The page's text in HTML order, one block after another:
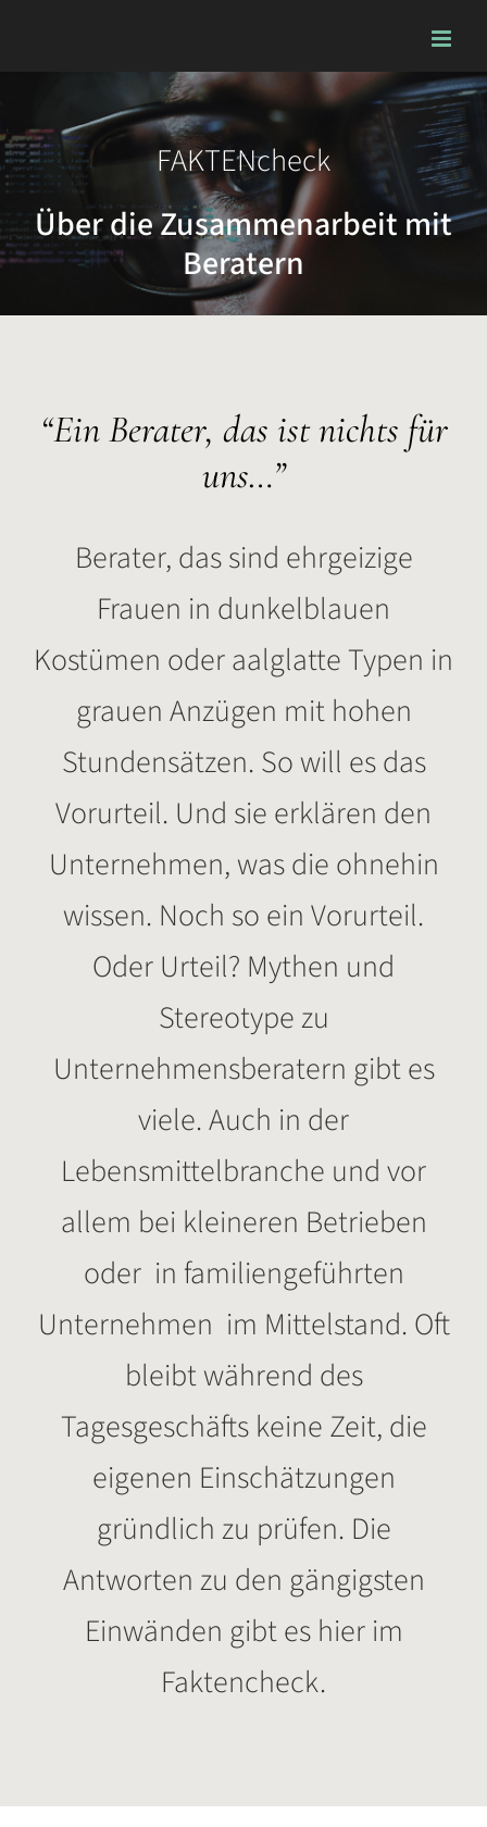
FAKTENcheck
Über die Zusammenarbeit mit
Beratern
“Ein Berater, das ist nichts für
uns…”
Berater, das sind ehrgeizige
Frauen in dunkelblauen
Kostümen oder aalglatte Typen in
grauen Anzügen mit hohen
Stundensätzen. So will es das
Vorurteil. Und sie erklären den
Unternehmen, was die ohnehin
wissen. Noch so ein Vorurteil.
Oder Urteil? Mythen und
Stereotype zu
Unternehmensberatern gibt es
viele. Auch in der
Lebensmittelbranche und vor
allem bei kleineren Betrieben
oder in familiengeführten
Unternehmen im Mittelstand. Oft
bleibt während des
Tagesgeschäfts keine Zeit, die
eigenen Einschätzungen
gründlich zu prüfen. Die
Antworten zu den gängigsten
Einwänden gibt es hier im
Faktencheck.